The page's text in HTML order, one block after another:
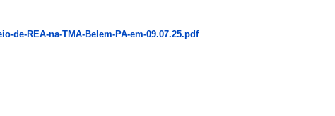
de-REA-na-TMA-Belem-PA-em-09.07.25.pdf